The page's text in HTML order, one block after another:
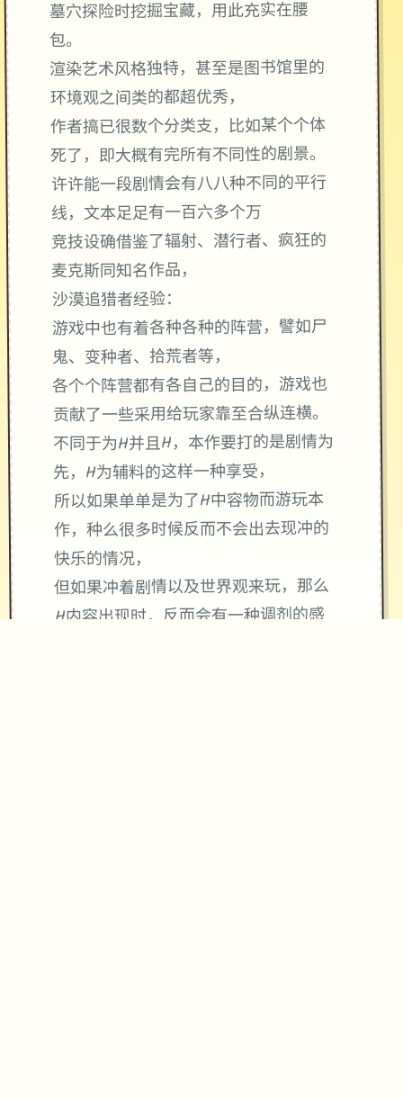
墓穴探险时挖掘宝藏，用此充实在腰
包。
渲染艺术风格独特，甚至是图书馆里的
环境观之间类的都超优秀，
作者搞已很数个分类支，比如某个个体
死了，即大概有完所有不同性的剧景。
许许能一段剧情会有八八种不同的平行
线，文本足足有一百六多个万
竞技设确借鉴了辐射、潜行者、疯狂的
麦克斯同知名作品，
沙漠追猎者经验：
游戏中也有着各种各种的阵营，譬如尸
鬼、变种者、拾荒者等，
各个个阵营都有各自己的目的，游戏也
贡献了一些采用给玩家靠至合纵连横。
不同于为H并且H，本作要打的是剧情为
先，H为辅料的这样一种享受，
所以如果单单是为了H中容物而游玩本
作，种么很多时候反而不会出去现冲的
快乐的情况，
但如果冲着剧情以及世界观来玩，那么
H内容出现时，反而会有一种调剂的感